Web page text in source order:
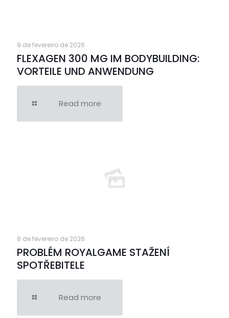
9 de fevereiro de 2026
FLEXAGEN 300 MG IM BODYBUILDING:
VORTEILE UND ANWENDUNG
Read more
8 de fevereiro de 2026
PROBLÉM ROYALGAME STAŽENÍ
SPOTŘEBITELE
Read more